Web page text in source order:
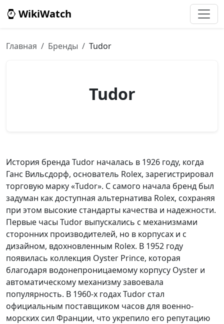
WikiWatch
Главная Бренды Tudor
Tudor
История бренда Tudor началась в 1926 году, когда
Ганс Вильсдорф, основатель Rolex, зарегистрировал
торговую марку «Tudor». С самого начала бренд был
задуман как доступная альтернатива Rolex, сохраняя
при этом высокие стандарты качества и надежности.
Первые часы Tudor выпускались с механизмами
сторонних производителей, но в корпусах и с
дизайном, вдохновленным Rolex. В 1952 году
появилась коллекция Oyster Prince, которая
благодаря водонепроницаемому корпусу Oyster и
автоматическому механизму завоевала
популярность. В 1960-х годах Tudor стал
официальным поставщиком часов для военно-
морских сил Франции, что укрепило его репутацию